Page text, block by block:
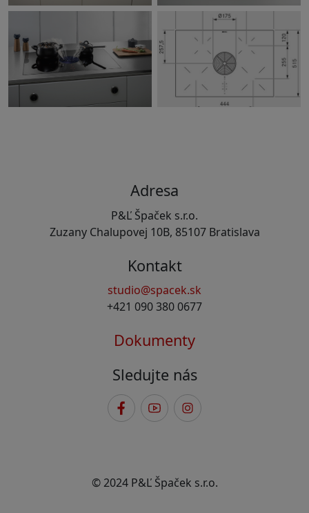
Adresa
P&Ľ Špaček s.r.o.
Zuzany Chalupovej 10B, 85107 Bratislava
Kontakt
studio@spacek.sk
+421 090 380 0677
Dokumenty
Sledujte nás
© 2024 P&Ľ Špaček s.r.o.